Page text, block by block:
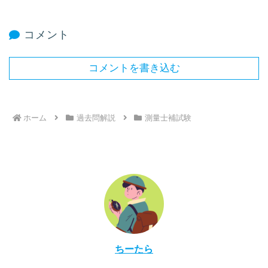
コメント
コメントを書き込む
ホーム 過去問解説 測量士補試験
ちーたら